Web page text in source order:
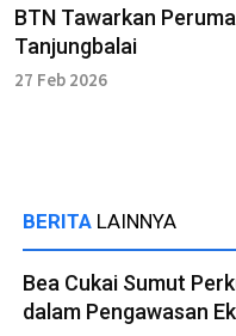
BTN Tawarkan
Tanjungbalai
27 Feb 2026
BERITA LAINNYA
Bea Cukai Sumut
dalam Pengawasan